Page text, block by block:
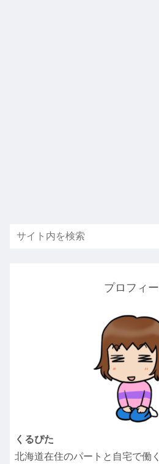
プロフィ
くるぴた
北海道在住のパートと自宅で働